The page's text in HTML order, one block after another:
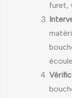
furet,